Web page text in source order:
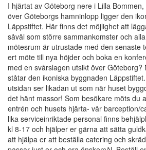
I hjärtat av Göteborg nere i Lilla
över Göteborgs hamninlopp ligger den
Läppstiftet. Här finns det möjlighet att
såväl som större sammankomster och
mötesrum är utrustade med den senaste
ert möte till nya höjder och boka en
med en svårslagen utsikt över Göteborg?
ståtar den ikoniska byggnaden
utsidan ser likadan ut som när huset
det hänt massor! Som besökare möts du
entrén och husets hjärta- vår barception/
lika serviceinriktade personal finns
kl 8-17 och hjälper er gärna att sätta
att hjälpa er att beställa catering och